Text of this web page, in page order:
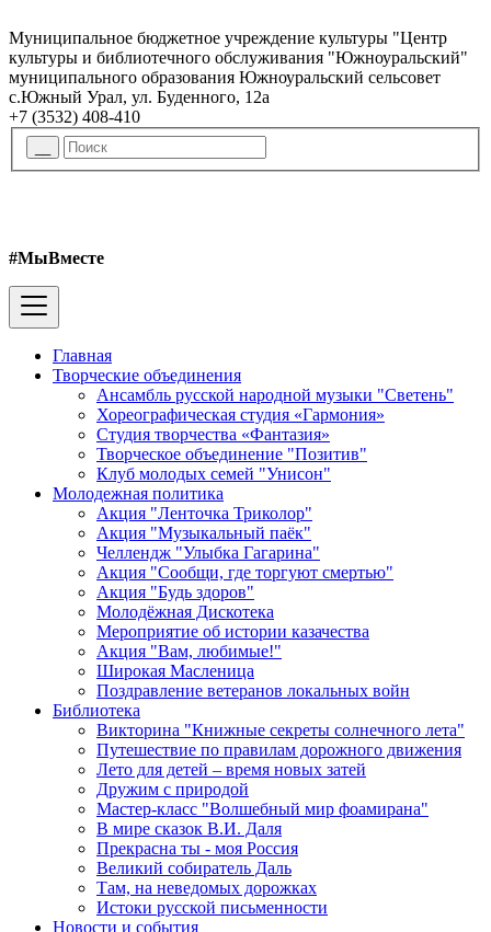
Муниципальное бюджетное учреждение культуры "Центр
культуры и библиотечного обслуживания "Южноуральский"
муниципального образования Южноуральский сельсовет
с.Южный Урал, ул. Буденного, 12а
+7 (3532) 408-410
#МыВместе
Главная
Творческие объединения
Ансамбль русской народной музыки "Светень"
Хореографическая студия «Гармония»
Студия творчества «Фантазия»
Творческое объединение "Позитив"
Клуб молодых семей "Унисон"
Молодежная политика
Акция "Ленточка Триколор"
Акция "Музыкальный паёк"
Челлендж "Улыбка Гагарина"
Акция "Сообщи, где торгуют смертью"
Акция "Будь здоров"
Молодёжная Дискотека
Мероприятие об истории казачества
Акция "Вам, любимые!"
Широкая Масленица
Поздравление ветеранов локальных войн
Библиотека
Викторина "Книжные секреты солнечного лета"
Путешествие по правилам дорожного движения
Лето для детей – время новых затей
Дружим с природой
Мастер-класс "Волшебный мир фоамирана"
В мире сказок В.И. Даля
Прекрасна ты - моя Россия
Великий собиратель Даль
Там, на неведомых дорожках
Истоки русской письменности
Новости и события